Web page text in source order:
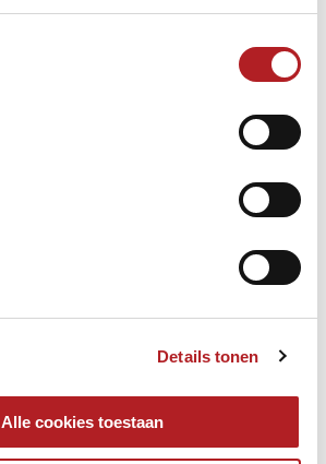
Details tonen
Alle cookies toestaan